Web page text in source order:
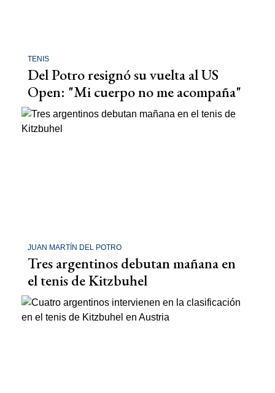
TENIS
Del Potro resignó su vuelta al US
Open: "Mi cuerpo no me acompaña"
JUAN MARTÍN DEL POTRO
Tres argentinos debutan mañana en
el tenis de Kitzbuhel